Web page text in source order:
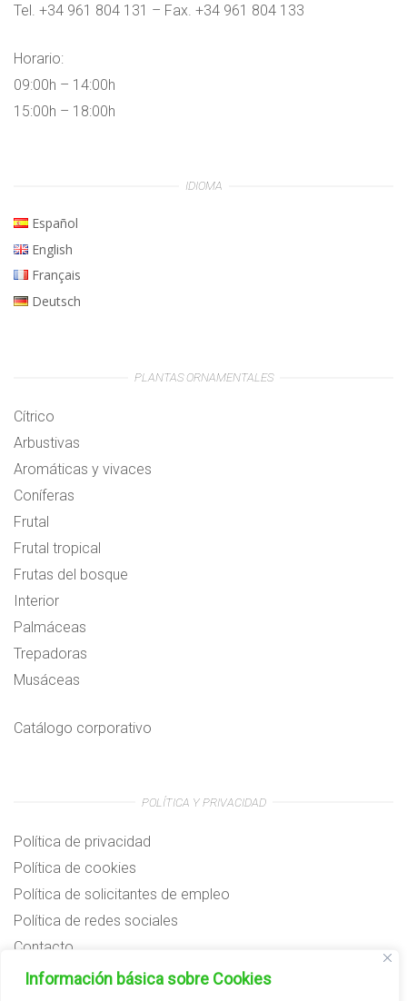
Información básica sobre Cookies
Tel. +34 961 804 131 – Fax. +34 961 804 133
Horario:
09:00h – 14:00h
15:00h – 18:00h
IDIOMA
Español
English
Français
Deutsch
PLANTAS ORNAMENTALES
Cítrico
Arbustivas
Aromáticas y vivaces
Coníferas
Frutal
Frutal tropical
Frutas del bosque
Interior
Palmáceas
Trepadoras
Musáceas
Catálogo corporativo
POLÍTICA Y PRIVACIDAD
Política de privacidad
Política de cookies
Política de solicitantes de empleo
Política de redes sociales
Contacto
Preguntas frecuentes